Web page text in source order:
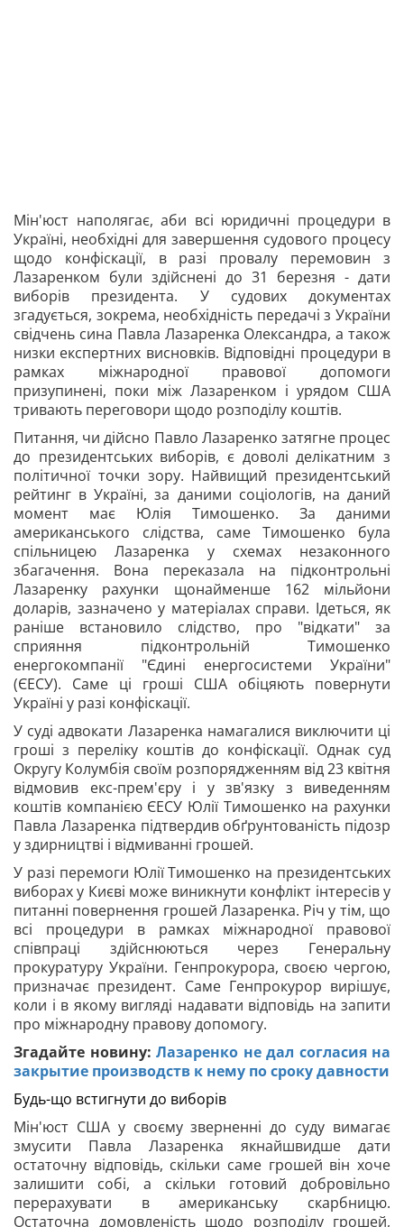
Мін'юст наполягає, аби всі юридичні процедури в
Україні, необхідні для завершення судового процесу
щодо конфіскації, в разі провалу перемовин з
Лазаренком були здійснені до 31 березня - дати
виборів президента. У судових документах
згадується, зокрема, необхідність передачі з України
свідчень сина Павла Лазаренка Олександра, а також
низки експертних висновків. Відповідні процедури в
рамках міжнародної правової допомоги
призупинені, поки між Лазаренком і урядом США
тривають переговори щодо розподілу коштів.
Питання, чи дійсно Павло Лазаренко затягне процес
до президентських виборів, є доволі делікатним з
політичної точки зору. Найвищий президентський
рейтинг в Україні, за даними соціологів, на даний
момент має Юлія Тимошенко. За даними
американського слідства, саме Тимошенко була
спільницею Лазаренка у схемах незаконного
збагачення. Вона переказала на підконтрольні
Лазаренку рахунки щонайменше 162 мільйони
доларів, зазначено у матеріалах справи. Ідеться, як
раніше встановило слідство, про "відкати" за
сприяння підконтрольній Тимошенко
енергокомпанії "Єдині енергосистеми України"
(ЄЕСУ). Саме ці гроші США обіцяють повернути
Україні у разі конфіскації.
У суді адвокати Лазаренка намагалися виключити ці
гроші з переліку коштів до конфіскації. Однак суд
Округу Колумбія своїм розпорядженням від 23 квітня
відмовив екс-прем'єру і у зв'язку з виведенням
коштів компанією ЄЕСУ Юлії Тимошенко на рахунки
Павла Лазаренка підтвердив обґрунтованість підозр
у здирництві і відмиванні грошей.
У разі перемоги Юлії Тимошенко на президентських
виборах у Києві може виникнути конфлікт інтересів у
питанні повернення грошей Лазаренка. Річ у тім, що
всі процедури в рамках міжнародної правової
співпраці здійснюються через Генеральну
прокуратуру України. Генпрокурора, своєю чергою,
призначає президент. Саме Генпрокурор вирішує,
коли і в якому вигляді надавати відповідь на запити
про міжнародну правову допомогу.
Згадайте новину: Лазаренко не дал согласия на
закрытие производств к нему по сроку давности
Будь-що встигнути до виборів
Мін'юст США у своєму зверненні до суду вимагає
змусити Павла Лазаренка якнайшвидше дати
остаточну відповідь, скільки саме грошей він хоче
залишити собі, а скільки готовий добровільно
перерахувати в американську скарбницю.
Остаточна домовленість щодо розподілу грошей,